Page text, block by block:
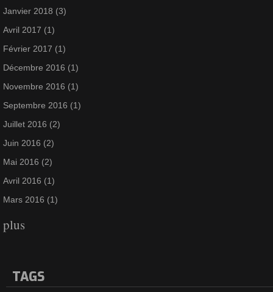
Janvier 2018 (3)
Avril 2017 (1)
Février 2017 (1)
Décembre 2016 (1)
Novembre 2016 (1)
Septembre 2016 (1)
Juillet 2016 (2)
Juin 2016 (2)
Mai 2016 (2)
Avril 2016 (1)
Mars 2016 (1)
plus
TAGS